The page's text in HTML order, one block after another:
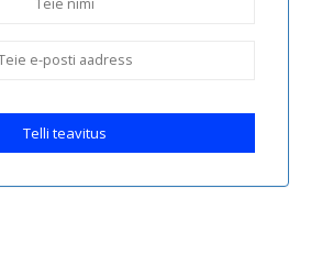
Telli teavitus